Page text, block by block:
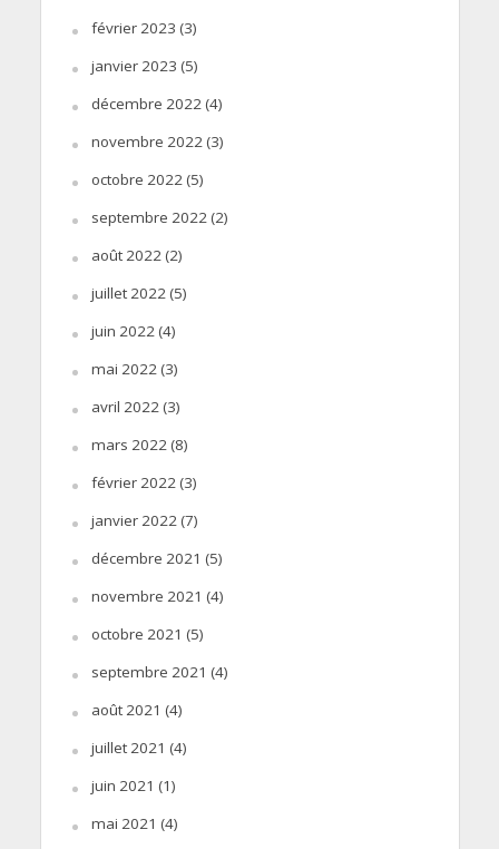
février 2023 (3)
janvier 2023 (5)
décembre 2022 (4)
novembre 2022 (3)
octobre 2022 (5)
septembre 2022 (2)
août 2022 (2)
juillet 2022 (5)
juin 2022 (4)
mai 2022 (3)
avril 2022 (3)
mars 2022 (8)
février 2022 (3)
janvier 2022 (7)
décembre 2021 (5)
novembre 2021 (4)
octobre 2021 (5)
septembre 2021 (4)
août 2021 (4)
juillet 2021 (4)
juin 2021 (1)
mai 2021 (4)